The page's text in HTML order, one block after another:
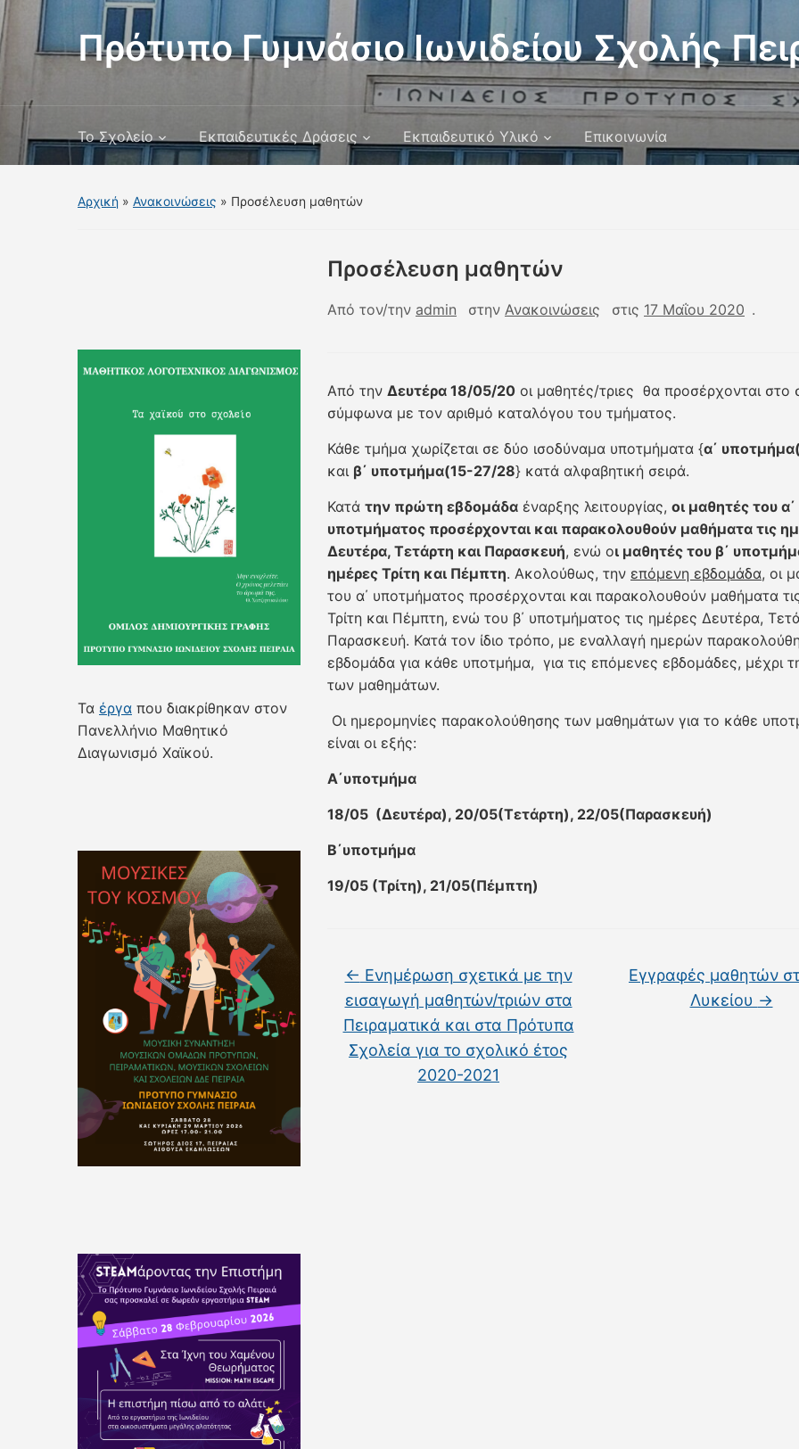
Πρότυπο Γυμνάσιο Ιωνιδείου Σχολής
Το Σχολείο Εκπαιδευτικές Δράσεις Εκπαιδευτικό Υλικό Επικοινωνία
Αρχική » Ανακοινώσεις » Προσέλευση μαθητών
Τα έργα που διακρίθηκαν στον
Πανελλήνιο Μαθητικό
Διαγωνισμό Χαϊκού.
Προσέλευση μαθητών
Από τον/την admin στην Ανακοινώσεις στις 17 Μαΐου 2020 .
Από την Δευτέρα 18/05/20 οι μαθητές/τριες θα προσέρχονται στο
σύμφωνα με τον αριθμό καταλόγου του τμήματος.
Κάθε τμήμα χωρίζεται σε δύο ισοδύναμα υποτμήματα {α΄
και β΄ υποτμήμα(15-27/28} κατά αλφαβητική σειρά.
Κατά την πρώτη εβδομάδα έναρξης λειτουργίας, οι μαθητές του α΄
υποτμήματος προσέρχονται και παρακολουθούν μαθήματα τις
Δευτέρα, Τετάρτη και Παρασκευή, ενώ οι μαθητές του β΄
ημέρες Τρίτη και Πέμπτη. Ακολούθως, την επόμενη εβδομάδα, οι
του α΄ υποτμήματος προσέρχονται και παρακολουθούν μαθήματα
Τρίτη και Πέμπτη, ενώ του β΄ υποτμήματος τις ημέρες Δευτέρα,
Παρασκευή. Κατά τον ίδιο τρόπο, με εναλλαγή ημερών
εβδομάδα για κάθε υποτμήμα, για τις επόμενες εβδομάδες, μέχρι
των μαθημάτων.
Οι ημερομηνίες παρακολούθησης των μαθημάτων για το κάθε
είναι οι εξής:
Α΄υποτμήμα
18/05 (Δευτέρα), 20/05(Τετάρτη), 22/05(Παρασκευή)
Β΄υποτμήμα
19/05 (Τρίτη), 21/05(Πέμπτη)
← Ενημέρωση σχετικά με την
εισαγωγή μαθητών/τριών στα
Πειραματικά και στα Πρότυπα
Σχολεία για το σχολικό έτος
2020-2021
Εγγραφές μαθητών
Λυκείου →